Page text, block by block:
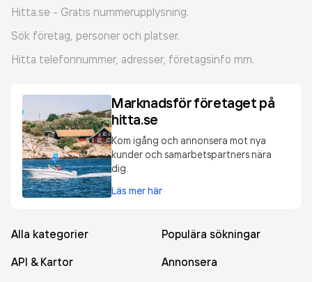
Hitta.se - Gratis nummerupplysning.
Sök företag, personer och platser.
Hitta telefonnummer, adresser, företagsinfo mm.
Marknadsför företaget på
hitta.se
Kom igång och annonsera mot nya
kunder och samarbetspartners nära
dig.
Läs mer här
Alla kategorier
Populära sökningar
API & Kartor
Annonsera